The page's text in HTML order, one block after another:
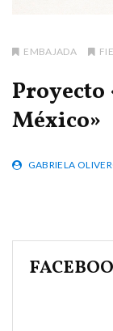
EMBAJADA
Proyecto
México»
GABRIELA